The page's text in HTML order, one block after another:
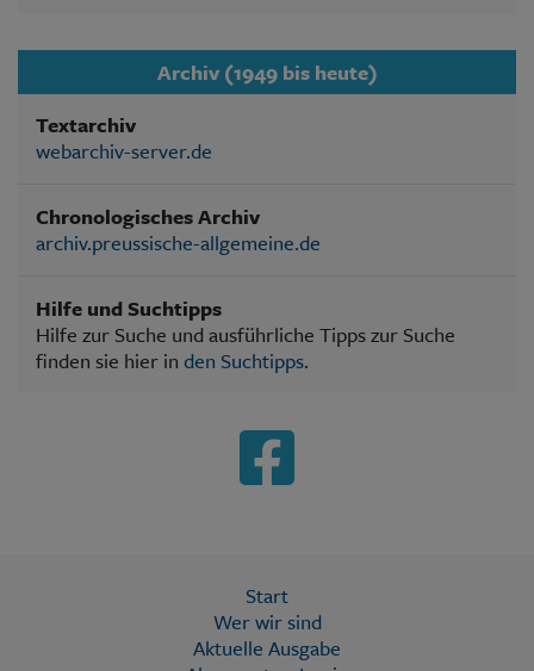
Archiv (1949 bis heute)
Textarchiv
webarchiv-server.de
Chronologisches Archiv
archiv.preussische-allgemeine.de
Hilfe und Suchtipps
Hilfe zur Suche und ausführliche Tipps zur Suche
finden sie hier in den Suchtipps.
Start
Wer wir sind
Aktuelle Ausgabe